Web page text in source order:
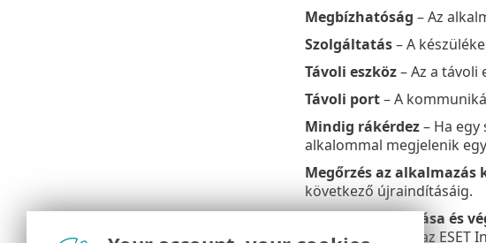
Megbízhatóság – Az
Szolgáltatás– A
Távoli eszköz– Az a távoli
Távoli port– A
Mindig rákérdez– Ha egy
alkalommal megjelenik
Megőrzés az alkalmazás
következő újraindításáig.
Szabály létrehozása és
választógombot, az ESET